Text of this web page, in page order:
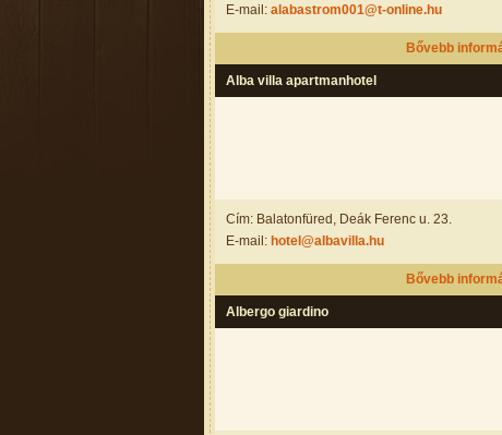
E-mail: alabastrom001@t-online.hu
Bővebb
Alba villa apartmanhotel
Cím: Balatonfüred, Deák Ferenc u. 23.
E-mail: hotel@albavilla.hu
Bővebb
Albergo giardino